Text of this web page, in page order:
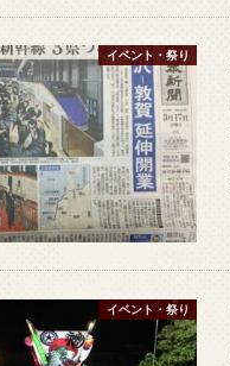
イベント・祭り
イベント・祭り